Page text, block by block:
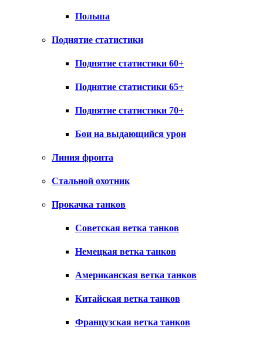
Польша
Поднятие статистики
Поднятие статистики 60+
Поднятие статистики 65+
Поднятие статистики 70+
Бои на выдающийся урон
Линия фронта
Стальной охотник
Прокачка танков
Советская ветка танков
Немецкая ветка танков
Американская ветка танков
Китайская ветка танков
Французская ветка танков